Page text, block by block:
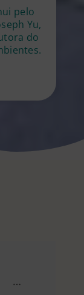
pelo
Yu,
do
…